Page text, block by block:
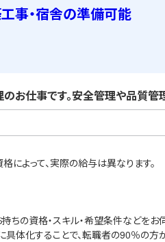
事・宿舎の準備可能
仕事です。安全管理や品質管
によって、実際の給与は異なります。
ちの資格・スキル・希望条件などをお
体化することで、転職者の90％の方